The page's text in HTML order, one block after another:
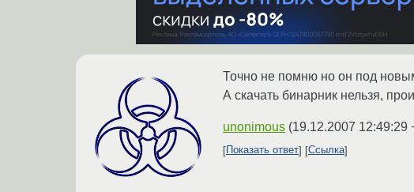
Точно не помню но он под
А скачать бинарник нельзя,
unonimous (19.12.2007 12:49:29
Показать ответ Ссылка